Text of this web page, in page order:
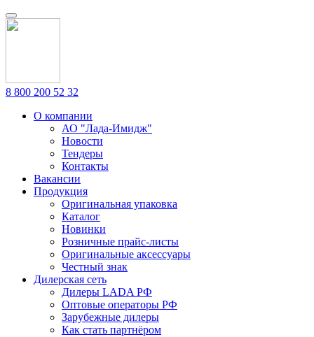
8 800 200 52 32
О компании
АО "Лада-Имидж"
Новости
Тендеры
Контакты
Вакансии
Продукция
Оригинальная упаковка
Каталог
Новинки
Розничные прайс-листы
Оригинальные аксессуары
Честный знак
Дилерская сеть
Дилеры LADA РФ
Оптовые операторы РФ
Зарубежные дилеры
Как стать партнёром